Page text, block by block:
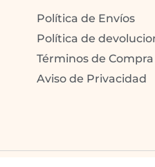
Política de Envíos
Política de
Términos de Compra
Aviso de Privacidad